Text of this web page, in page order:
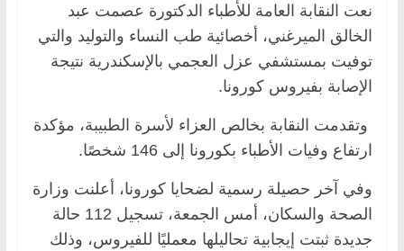
نعت النقابة العامة للأطباء الدكتورة عصمت عبد
الخالق الميرغني، أخصائية طب النساء والتوليد والتي
توفيت بمستشفي عزل العجمي بالإسكندرية نتيجة
الإصابة بفيروس كورونا.
وتقدمت النقابة بخالص العزاء لأسرة الطبيبة، مؤكدة
ارتفاع وفيات الأطباء بكورونا إلى 146 شخصًا.
وفي آخر حصيلة رسمية لضحايا كورونا، أعلنت وزارة
الصحة والسكان، أمس الجمعة، تسجيل 112 حالة
جديدة ثبتت إيجابية تحاليلها معمليًا للفيروس، وذلك